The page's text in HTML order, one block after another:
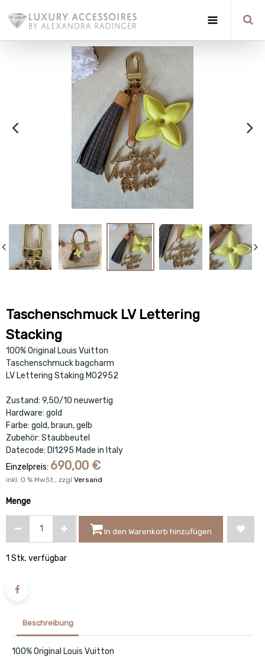
Taschenschmuck LV Lettering
Stacking
100% Original Louis Vuitton
Taschenschmuck bagcharm
LV Lettering Staking M02952
Zustand: 9,50/10 neuwertig
Hardware: gold
Farbe: gold, braun, gelb
Zubehör: Staubbeutel
Datecode: DI1295 Made in Italy
Einzelpreis: 690,00 €
inkl. 0 % MwSt., zzgl Versand
Menge
In den Warenkorb hinzufügen
1 Stk. verfügbar
Beschreibung
100% Original Louis Vuitton